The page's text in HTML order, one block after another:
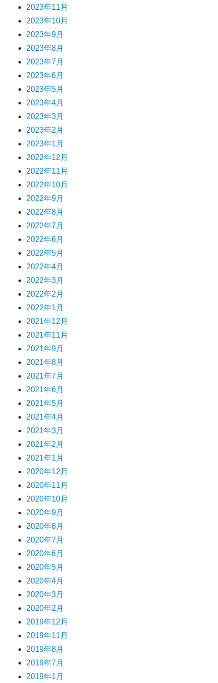
2023年11月
2023年10月
2023年9月
2023年8月
2023年7月
2023年6月
2023年5月
2023年4月
2023年3月
2023年2月
2023年1月
2022年12月
2022年11月
2022年10月
2022年9月
2022年8月
2022年7月
2022年6月
2022年5月
2022年4月
2022年3月
2022年2月
2022年1月
2021年12月
2021年11月
2021年9月
2021年8月
2021年7月
2021年6月
2021年5月
2021年4月
2021年3月
2021年2月
2021年1月
2020年12月
2020年11月
2020年10月
2020年9月
2020年8月
2020年7月
2020年6月
2020年5月
2020年4月
2020年3月
2020年2月
2019年12月
2019年11月
2019年8月
2019年7月
2019年1月